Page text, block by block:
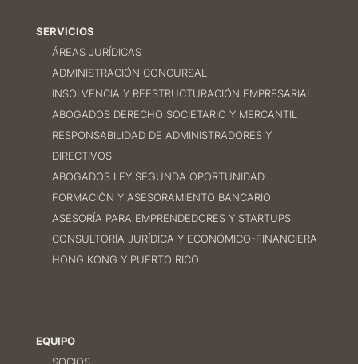
SERVICIOS
ÁREAS JURÍDICAS
ADMINISTRACIÓN CONCURSAL
INSOLVENCIA Y REESTRUCTURACIÓN EMPRESARIAL
ABOGADOS DERECHO SOCIETARIO Y MERCANTIL
RESPONSABILIDAD DE ADMINISTRADORES Y
DIRECTIVOS
ABOGADOS LEY SEGUNDA OPORTUNIDAD
FORMACIÓN Y ASESORAMIENTO BANCARIO
ASESORÍA PARA EMPRENDEDORES Y STARTUPS
CONSULTORÍA JURÍDICA Y ECONÓMICO-FINANCIERA
HONG KONG Y PUERTO RICO
EQUIPO